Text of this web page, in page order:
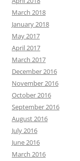
March 2018
January 2018
May 2017
April 2017
March 2017
December 2016
November 2016
October 2016
September 2016
August 2016
July 2016
June 2016
March 2016